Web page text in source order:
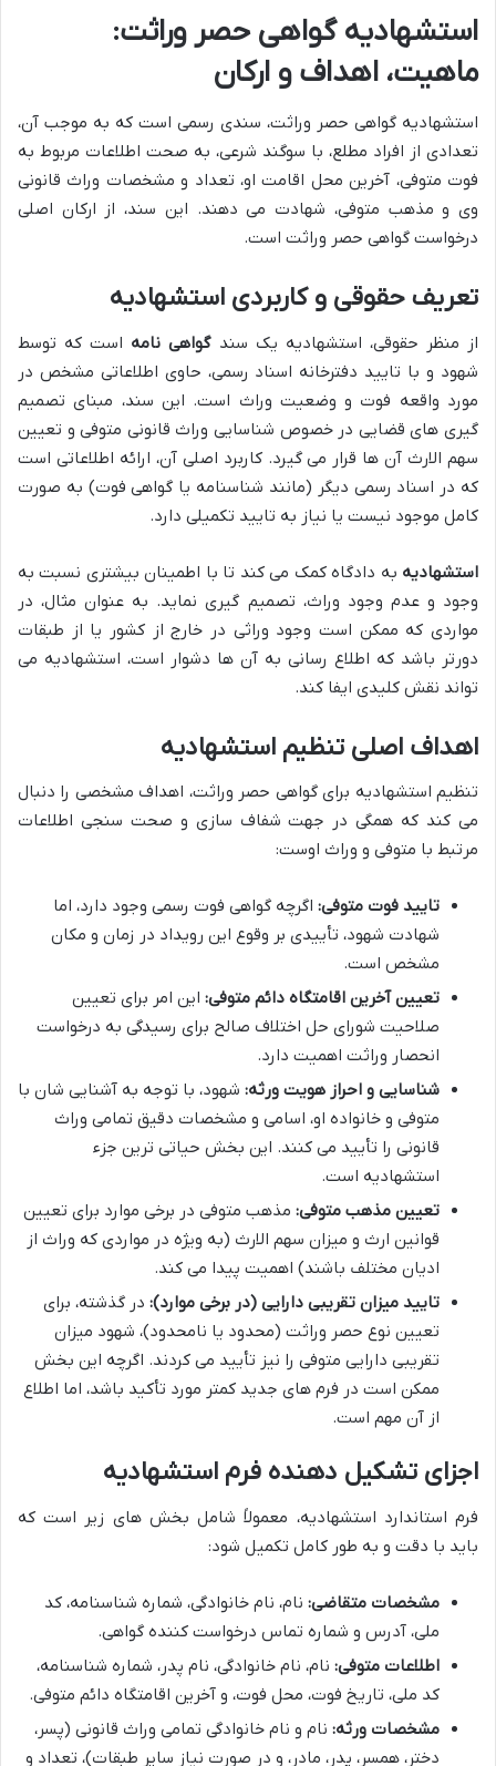
استشهادیه گواهی حصر وراثت:
ماهیت، اهداف و ارکان
استشهادیه گواهی حصر وراثت، سندی رسمی است که به موجب آن،
تعدادی از افراد مطلع، با سوگند شرعی، به صحت اطلاعات مربوط به
فوت متوفی، آخرین محل اقامت او، تعداد و مشخصات وراث قانونی
وی و مذهب متوفی، شهادت می دهند. این سند، از ارکان اصلی
درخواست گواهی حصر وراثت است.
تعریف حقوقی و کاربردی استشهادیه
از منظر حقوقی، استشهادیه یک سندگواهی نامه است که توسط
شهود و با تایید دفترخانه اسناد رسمی، حاوی اطلاعاتی مشخص در
مورد واقعه فوت و وضعیت وراث است. این سند، مبنای تصمیم
گیری های قضایی در خصوص شناسایی وراث قانونی متوفی و تعیین
سهم الارث آن ها قرار می گیرد. کاربرد اصلی آن، ارائه اطلاعاتی است
که در اسناد رسمی دیگر (مانند شناسنامه یا گواهی فوت) به صورت
کامل موجود نیست یا نیاز به تایید تکمیلی دارد.
استشهادیه به دادگاه کمک می کند تا با اطمینان بیشتری نسبت به
وجود و عدم وجود وراث، تصمیم گیری نماید. به عنوان مثال، در
مواردی که ممکن است وجود وراثی در خارج از کشور یا از طبقات
دورتر باشد که اطلاع رسانی به آن ها دشوار است، استشهادیه می
تواند نقش کلیدی ایفا کند.
اهداف اصلی تنظیم استشهادیه
تنظیم استشهادیه برای گواهی حصر وراثت، اهداف مشخصی را دنبال
می کند که همگی در جهت شفاف سازی و صحت سنجی اطلاعات
مرتبط با متوفی و وراث اوست:
تایید فوت متوفی: اگرچه گواهی فوت رسمی وجود دارد، اما
شهادت شهود، تأییدی بر وقوع این رویداد در زمان و مکان
مشخص است.
تعیین آخرین اقامتگاه دائم متوفی: این امر برای تعیین
صلاحیت شورای حل اختلاف صالح برای رسیدگی به درخواست
انحصار وراثت اهمیت دارد.
شناسایی و احراز هویت ورثه: شهود، با توجه به آشنایی شان با
متوفی و خانواده او، اسامی و مشخصات دقیق تمامی وراث
قانونی را تأیید می کنند. این بخش حیاتی ترین جزء
استشهادیه است.
تعیین مذهب متوفی: مذهب متوفی در برخی موارد برای تعیین
قوانین ارث و میزان سهم الارث (به ویژه در مواردی که وراث از
ادیان مختلف باشند) اهمیت پیدا می کند.
تایید میزان تقریبی دارایی (در برخی موارد): در گذشته، برای
تعیین نوع حصر وراثت (محدود یا نامحدود)، شهود میزان
تقریبی دارایی متوفی را نیز تأیید می کردند. اگرچه این بخش
ممکن است در فرم های جدید کمتر مورد تأکید باشد، اما اطلاع
از آن مهم است.
اجزای تشکیل دهنده فرم استشهادیه
فرم استاندارد استشهادیه، معمولاً شامل بخش های زیر است که
باید با دقت و به طور کامل تکمیل شود:
مشخصات متقاضی: نام، نام خانوادگی، شماره شناسنامه، کد
ملی، آدرس و شماره تماس درخواست کننده گواهی.
اطلاعات متوفی: نام، نام خانوادگی، نام پدر، شماره شناسنامه،
کد ملی، تاریخ فوت، محل فوت، و آخرین اقامتگاه دائم متوفی.
مشخصات ورثه: نام و نام خانوادگی تمامی وراث قانونی (پسر،
دختر، همسر، پدر، مادر، و در صورت نیاز سایر طبقات)، تعداد و